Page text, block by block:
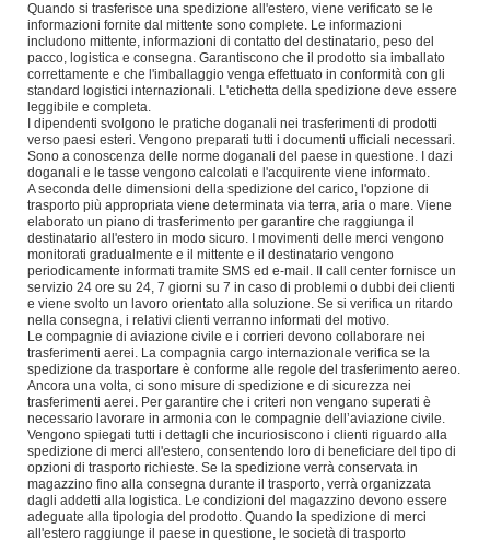
Quando si trasferisce una spedizione all'estero, viene verificato se le
informazioni fornite dal mittente sono complete. Le informazioni
includono mittente, informazioni di contatto del destinatario, peso del
pacco, logistica e consegna. Garantiscono che il prodotto sia imballato
correttamente e che l'imballaggio venga effettuato in conformità con gli
standard logistici internazionali. L'etichetta della spedizione deve essere
leggibile e completa.
I dipendenti svolgono le pratiche doganali nei trasferimenti di prodotti
verso paesi esteri. Vengono preparati tutti i documenti ufficiali necessari.
Sono a conoscenza delle norme doganali del paese in questione. I dazi
doganali e le tasse vengono calcolati e l'acquirente viene informato.
A seconda delle dimensioni della spedizione del carico, l'opzione di
trasporto più appropriata viene determinata via terra, aria o mare. Viene
elaborato un piano di trasferimento per garantire che raggiunga il
destinatario all'estero in modo sicuro. I movimenti delle merci vengono
monitorati gradualmente e il mittente e il destinatario vengono
periodicamente informati tramite SMS ed e-mail. Il call center fornisce un
servizio 24 ore su 24, 7 giorni su 7 in caso di problemi o dubbi dei clienti
e viene svolto un lavoro orientato alla soluzione. Se si verifica un ritardo
nella consegna, i relativi clienti verranno informati del motivo.
Le compagnie di aviazione civile e i corrieri devono collaborare nei
trasferimenti aerei. La compagnia cargo internazionale verifica se la
spedizione da trasportare è conforme alle regole del trasferimento aereo.
Ancora una volta, ci sono misure di spedizione e di sicurezza nei
trasferimenti aerei. Per garantire che i criteri non vengano superati è
necessario lavorare in armonia con le compagnie dell’aviazione civile.
Vengono spiegati tutti i dettagli che incuriosiscono i clienti riguardo alla
spedizione di merci all'estero, consentendo loro di beneficiare del tipo di
opzioni di trasporto richieste. Se la spedizione verrà conservata in
magazzino fino alla consegna durante il trasporto, verrà organizzata
dagli addetti alla logistica. Le condizioni del magazzino devono essere
adeguate alla tipologia del prodotto. Quando la spedizione di merci
all'estero raggiunge il paese in questione, le società di trasporto